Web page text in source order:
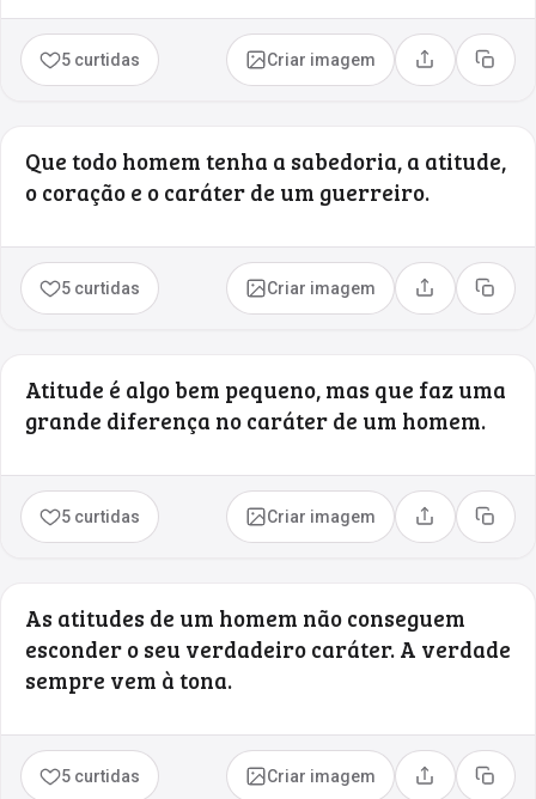
5 curtidas Criar imagem Compartilhar
Copiar
Que todo homem tenha a sabedoria, a atitude,
o coração e o caráter de um guerreiro.
5 curtidas Criar imagem Compartilhar
Copiar
Atitude é algo bem pequeno, mas que faz uma
grande diferença no caráter de um homem.
5 curtidas Criar imagem Compartilhar
Copiar
As atitudes de um homem não conseguem
esconder o seu verdadeiro caráter. A verdade
sempre vem à tona.
5 curtidas Criar imagem Compartilhar
Copiar